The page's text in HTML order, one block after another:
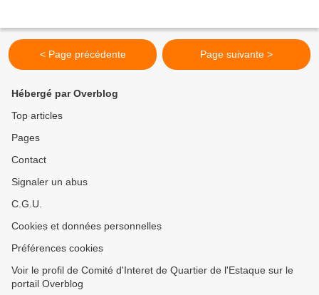
< Page précédente Page suivante >
Hébergé par Overblog
Top articles
Pages
Contact
Signaler un abus
C.G.U.
Cookies et données personnelles
Préférences cookies
Voir le profil de Comité d'Interet de Quartier de l'Estaque sur le
portail Overblog